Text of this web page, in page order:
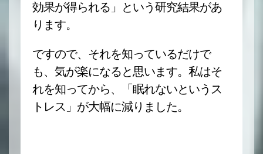
効果が得られる」という研究結果があ
ります。
ですので、それを知っているだけで
も、気が楽になると思います。私はそ
れを知ってから、「眠れないというス
トレス」が大幅に減りました。